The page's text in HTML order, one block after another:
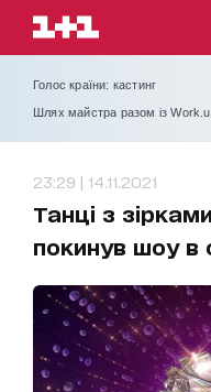
Голос країни: кастинг
Шлях майстра разом із
23:29 | 14.11.2021
Танці з
покинув шоу в